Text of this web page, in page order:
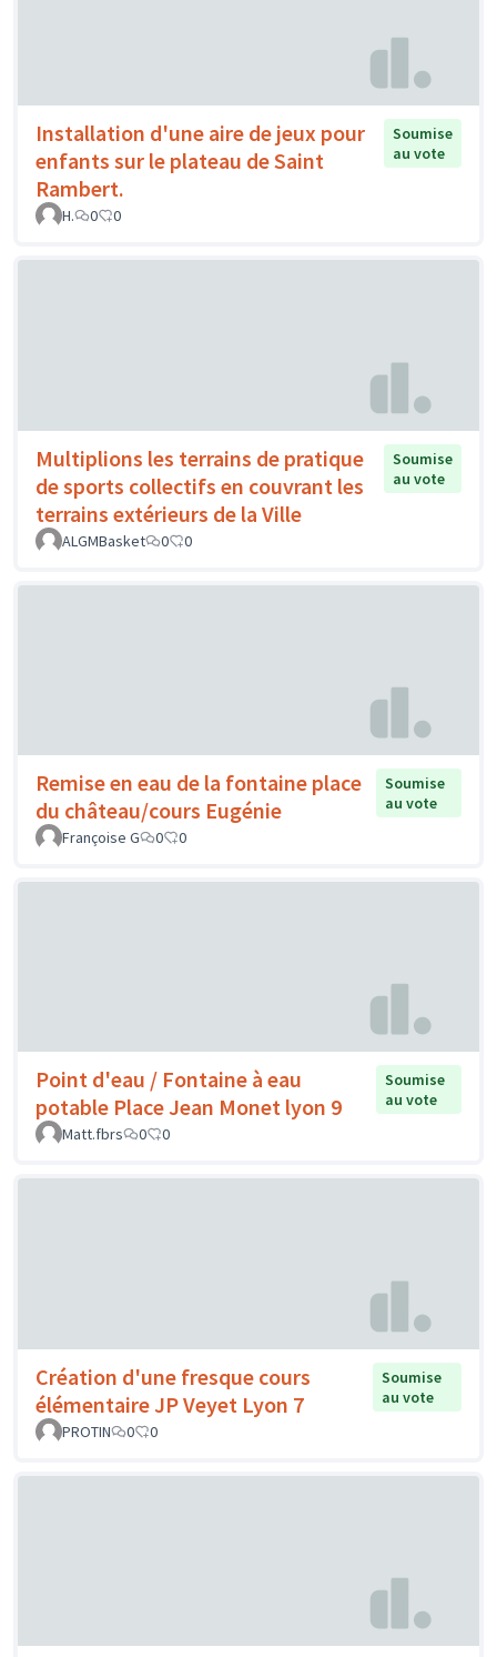
Installation d'une aire de jeux pour
enfants sur le plateau de Saint
Rambert.
Soumise
au vote
H. 0 0
Multiplions les terrains de pratique
de sports collectifs en couvrant les
terrains extérieurs de la Ville
Soumise
au vote
ALGMBasket 0 0
Remise en eau de la fontaine place
du château/cours Eugénie
Soumise
au vote
Françoise G
0 0
Point d'eau / Fontaine à eau
potable Place Jean Monet lyon 9
Soumise
au vote
Matt.fbrs
0 0
Création d'une fresque cours
élémentaire JP Veyet Lyon 7
Soumise
au vote
PROTIN
0 0